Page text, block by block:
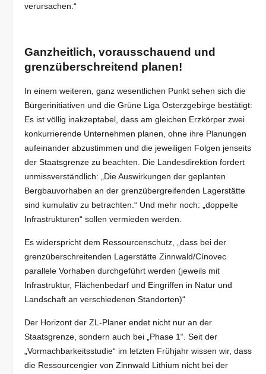
verursachen.“
Ganzheitlich, vorausschauend und
grenzüberschreitend planen!
In einem weiteren, ganz wesentlichen Punkt sehen sich die
Bürgerinitiativen und die Grüne Liga Osterzgebirge bestätigt:
Es ist völlig inakzeptabel, dass am gleichen Erzkörper zwei
konkurrierende Unternehmen planen, ohne ihre Planungen
aufeinander abzustimmen und die jeweiligen Folgen jenseits
der Staatsgrenze zu beachten. Die Landesdirektion fordert
unmissverständlich: „Die Auswirkungen der geplanten
Bergbauvorhaben an der grenzübergreifenden Lagerstätte
sind kumulativ zu betrachten.“ Und mehr noch: „doppelte
Infrastrukturen“ sollen vermieden werden.
Es widerspricht dem Ressourcenschutz, „dass bei der
grenzüberschreitenden Lagerstätte Zinnwald/Cínovec
parallele Vorhaben durchgeführt werden (jeweils mit
Infrastruktur, Flächenbedarf und Eingriffen in Natur und
Landschaft an verschiedenen Standorten)“
Der Horizont der ZL-Planer endet nicht nur an der
Staatsgrenze, sondern auch bei „Phase 1“. Seit der
„Vormachbarkeitsstudie“ im letzten Frühjahr wissen wir, dass
die Ressourcengier von Zinnwald Lithium nicht bei der